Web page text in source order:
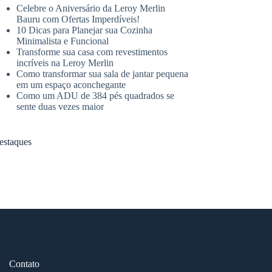
Celebre o Aniversário da Leroy Merlin
Bauru com Ofertas Imperdíveis!
10 Dicas para Planejar sua Cozinha
Minimalista e Funcional
Transforme sua casa com revestimentos
incríveis na Leroy Merlin
Como transformar sua sala de jantar pequena
em um espaço aconchegante
Como um ADU de 384 pés quadrados se
sente duas vezes maior
Contato